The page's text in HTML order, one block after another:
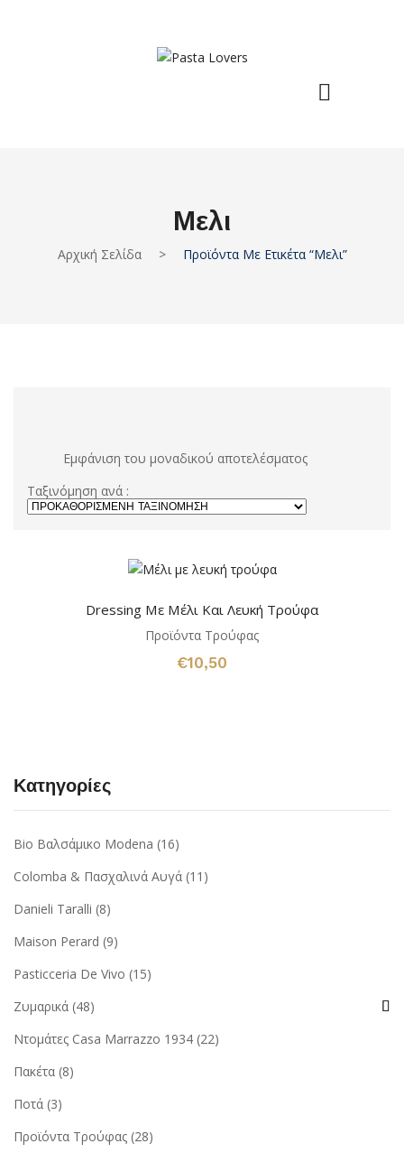
Μελι
Αρχική Σελίδα > Προϊόντα Με Ετικέτα “μελι”
Εμφάνιση του μοναδικού αποτελέσματος
Ταξινόμηση ανά :
Dressing Με Μέλι Και Λευκή Τρούφα
Προϊόντα Τρούφας
€10,50
Κατηγορίες
Bio Βαλσάμικο Modena (16)
Colomba & Πασχαλινά Αυγά (11)
Danieli Taralli (8)
Maison Perard (9)
Pasticceria De Vivo (15)
Ζυμαρικά (48)
Ντομάτες Casa Marrazzo 1934 (22)
Πακέτα (8)
Ποτά (3)
Προϊόντα Τρούφας (28)